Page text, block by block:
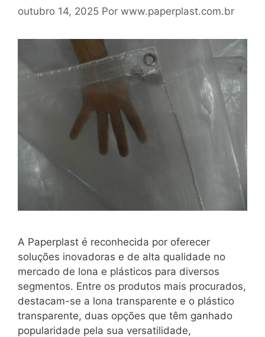
outubro 14, 2025 Por www.paperplast.com.br
A Paperplast é reconhecida por oferecer
soluções inovadoras e de alta qualidade no
mercado de lona e plásticos para diversos
segmentos. Entre os produtos mais procurados,
destacam-se a lona transparente e o plástico
transparente, duas opções que têm ganhado
popularidade pela sua versatilidade,